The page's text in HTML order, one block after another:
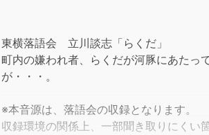
東横落語会 立川談志「らくだ」
町内の嫌われ者、らくだが河豚にあたっ
が・・・。
※本音源は、落語会の収録となります。
収録環境の関係上、一部聞き取りにくい